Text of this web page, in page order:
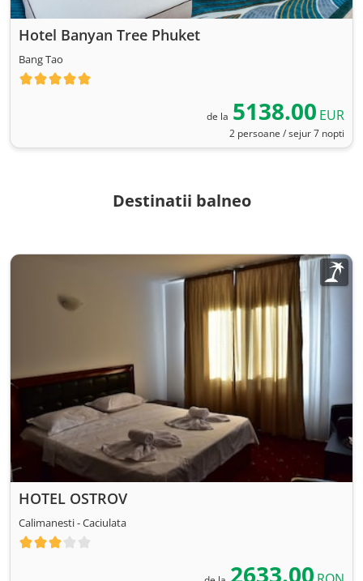
Hotel Banyan Tree Phuket
Bang Tao
de la 5138.00 EUR
2 persoane / sejur 7 nopti
Destinatii balneo
HOTEL OSTROV
Calimanesti - Caciulata
2633.00